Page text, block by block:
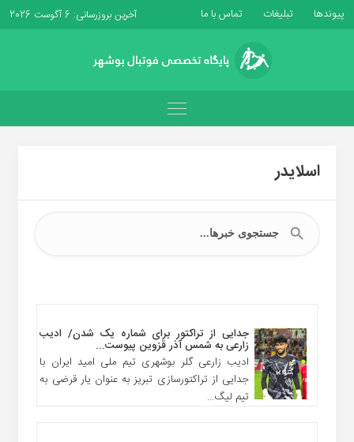
پیوندها تبلیغات تماس با ما آخرین بروزرسانی: 6 آگوست 2026
اسلایدر
جدایی از تراکتور برای شماره یک شدن/ ادیب
زارعی به شمس آذر قزوین پیوست...
ادیب زارعی گلر بوشهری تیم ملی امید ایران با
جدایی از تراکتورسازی تبریز به عنوان یار قرضی به
تیم لیگ...